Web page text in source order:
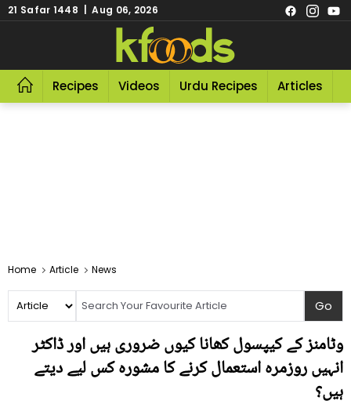
21 Safar 1448 | Aug 06, 2026
Recipes Videos Urdu Recipes Articles
Home Article News
وٹامنز کے کیپسول کھانا کیوں ضروری ہیں اور ڈاکٹر
انہیں روزمرہ استعمال کرنے کا مشورہ کس لیے دیتے
ہیں؟